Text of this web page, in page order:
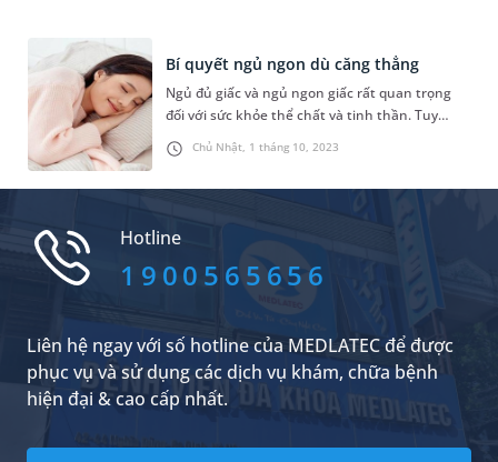
Chủ Nhật, 1 tháng 10, 2023
Bí quyết ngủ ngon dù căng thẳng
Ngủ đủ giấc và ngủ ngon giấc rất quan trọng
đối với sức khỏe thể chất và tinh thần. Tuy
nhiên, cuộc sống hiện đại bận rộn và nhiều áp
lực cùng với các yếu tố khác có thể gây ảnh
Hotline
1900565656
Liên hệ ngay với số hotline của MEDLATEC để được
phục vụ và sử dụng các dịch vụ khám, chữa bệnh
hiện đại & cao cấp nhất.